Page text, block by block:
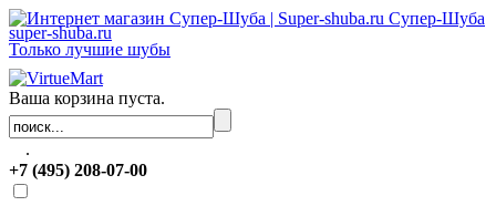
Супер-Шуба
super-shuba.ru
Только лучшие шубы
Ваша корзина пуста.
.
+7 (495) 208-07-00